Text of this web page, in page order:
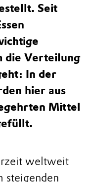
Seit
die Verteilung
In der
hier aus
Mittel
weltweit
steigenden